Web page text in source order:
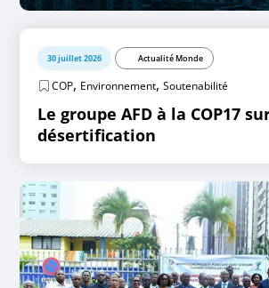
30 juillet 2026 Actualité Monde
COP, Environnement,Soutenabilité
Le groupe AFD à la COP17
désertification